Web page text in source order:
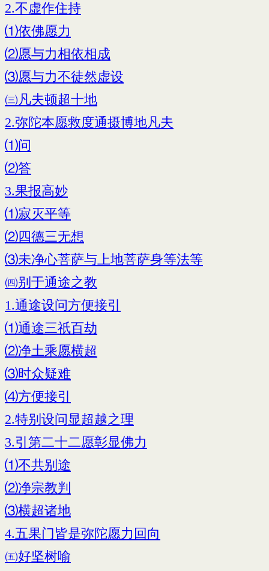
2.不虚作住持
⑴依佛愿力
⑵愿与力相依相成
⑶愿与力不徒然虚设
㈢凡夫顿超十地
2.弥陀本愿救度通摄博地凡夫
⑴问
⑵答
3.果报高妙
⑴寂灭平等
⑵四德三无想
⑶未净心菩萨与上地菩萨身等法等
㈣别于通途之教
1.通途设问方便接引
⑴通途三祇百劫
⑵净土乘愿横超
⑶时众疑难
⑷方便接引
2.特别设问显超越之理
3.引第二十二愿彰显佛力
⑴不共别途
⑵净宗教判
⑶横超诸地
4.五果门皆是弥陀愿力回向
㈤好坚树喻